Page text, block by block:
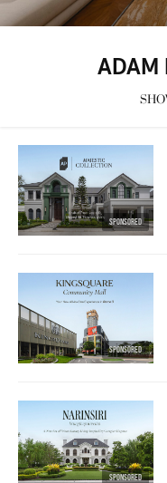
SPONSORED
SPONSORED
SPONSORED